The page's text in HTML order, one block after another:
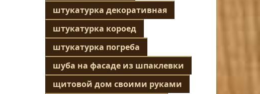
штукатурка декоративная
штукатурка короед
штукатурка погреба
шуба на фасаде из шпаклевки
щитовой дом своими руками